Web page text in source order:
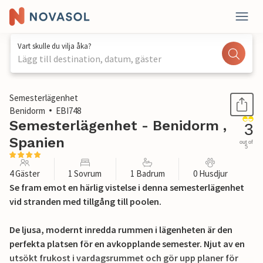
Vart skulle du vilja åka?
Lägg till destination, datum, gäster
1 / 20
Semesterlägenhet
Benidorm
EBI748
Semesterlägenhet - Benidorm ,
Spanien
3
out of
5
4 Gäster 1 Sovrum 1 Badrum 0 Husdjur
Se fram emot en härlig vistelse i denna semesterlägenhet
vid stranden med tillgång till poolen.
De ljusa, modernt inredda rummen i lägenheten är den
perfekta platsen för en avkopplande semester. Njut av en
utsökt frukost i vardagsrummet och gör upp planer för